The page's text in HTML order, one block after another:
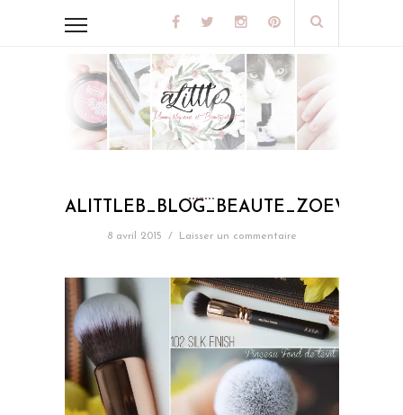
8 avril 2015 / Laisser un commentaire